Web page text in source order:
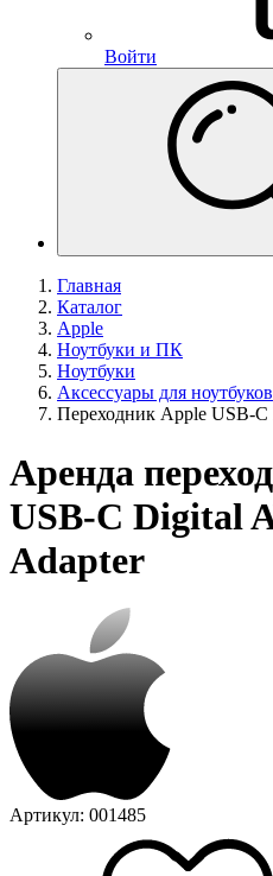
Войти
Главная
Каталог
Apple
Ноутбуки и ПК
Ноутбуки
Аксессуары для ноутбуков
Переходник Apple USB-
Аренда
USB-C Digital
Adapter
Артикул: 001485